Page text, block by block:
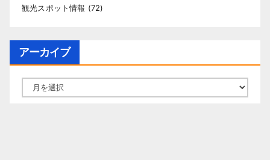
観光スポット情報 (72)
アーカイブ